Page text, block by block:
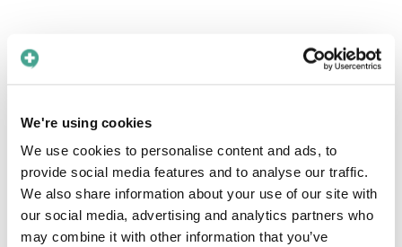
We're using cookies
We use cookies to personalise content and ads, to
provide social media features and to analyse our traffic.
We also share information about your use of our site with
our social media, advertising and analytics partners who
may combine it with other information that you’ve
Book a free meeting
Interested in knowing more about how Care
your healthcare organization? Find a time in the
calendar that fits you!